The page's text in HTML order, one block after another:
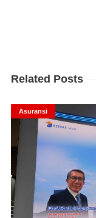
Related Posts
Asuransi